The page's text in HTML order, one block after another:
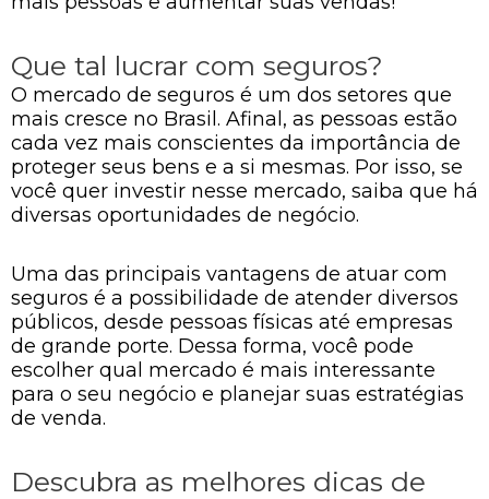
Que tal lucrar com seguros?
O mercado de seguros é um dos setores que
mais cresce no Brasil. Afinal, as pessoas estão
cada vez mais conscientes da importância de
proteger seus bens e a si mesmas. Por isso, se
você quer investir nesse mercado, saiba que há
diversas oportunidades de negócio.
Uma das principais vantagens de atuar com
seguros é a possibilidade de atender diversos
públicos, desde pessoas físicas até empresas
de grande porte. Dessa forma, você pode
escolher qual mercado é mais interessante
para o seu negócio e planejar suas estratégias
de venda.
Descubra as melhores dicas de